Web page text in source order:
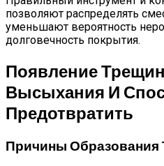
позволяют распределять
уменьшают вероятность
долговечность покрытия.
Появление
Высыхания И
Предотвратить
Причины Образования